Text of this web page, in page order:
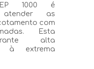
1000 é
atender as
com
Esta
alta
à extrema